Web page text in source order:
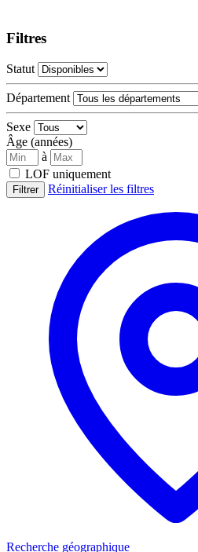
Filtres
Statut
Département
Sexe
Âge (années)
à
LOF uniquement
Filtrer Réinitialiser les filtres
Recherche géographique